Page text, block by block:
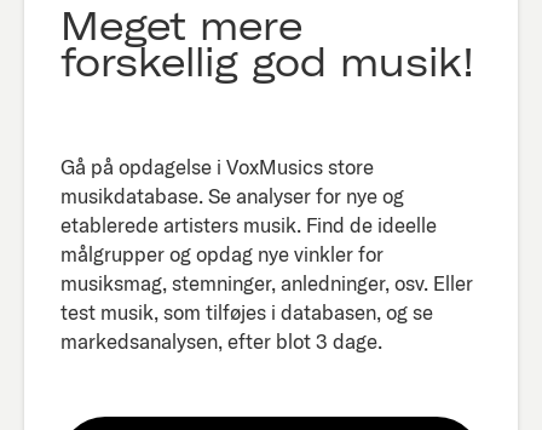
Meget mere
forskellig god musik!
Gå på opdagelse i VoxMusics store
musikdatabase. Se analyser for nye og
etablerede artisters musik. Find de ideelle
målgrupper og opdag nye vinkler for
musiksmag, stemninger, anledninger, osv. Eller
test musik, som tilføjes i databasen, og se
markedsanalysen, efter blot 3 dage.​